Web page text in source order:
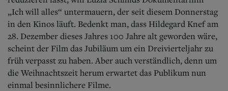
Mediadaten
Kontakt
Impressum
Datenschutz
„Ich will alles“ untermauern, der seit diesem Donnerstag
in den Kinos läuft. Bedenkt man, dass Hildegard Knef am
28. Dezember dieses Jahres 100 Jahre alt geworden wäre,
scheint der Film das Jubiläum um ein Dreivierteljahr zu
früh verpasst zu haben. Aber auch verständlich, denn um
die Weihnachtszeit herum erwartet das Publikum nun
einmal besinnlichere Filme.